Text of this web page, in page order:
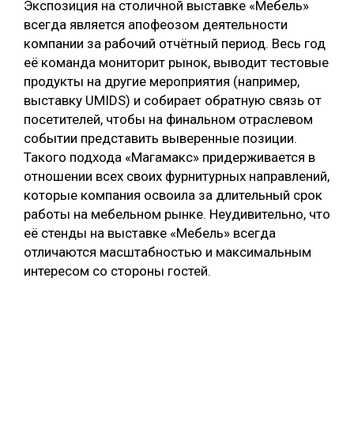
Экспозиция на столичной выставке «Мебель»
всегда является апофеозом деятельности
компании за рабочий отчётный период. Весь год
её команда мониторит рынок, выводит тестовые
продукты на другие мероприятия (например,
выставку UMIDS) и собирает обратную связь от
посетителей, чтобы на финальном отраслевом
событии представить выверенные позиции.
Такого подхода «Магамакс» придерживается в
отношении всех своих фурнитурных направлений,
которые компания освоила за длительный срок
работы на мебельном рынке. Неудивительно, что
её стенды на выставке «Мебель» всегда
отличаются масштабностью и максимальным
интересом со стороны гостей.